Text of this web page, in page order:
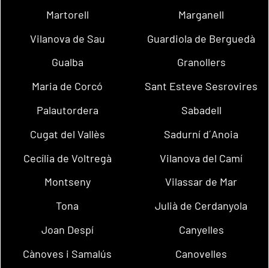
Martorell
Marganell
Vilanova de Sau
Guardiola de Berguedà
Gualba
Granollers
Maria de Corcó
Sant Esteve Sesrovires
Palautordera
Sabadell
Cugat del Vallès
Sadurní d´Anoia
Cecília de Voltregà
Vilanova del Camí
Montseny
Vilassar de Mar
Tona
Julià de Cerdanyola
Joan Despí
Canyelles
Cànoves i Samalús
Canovelles